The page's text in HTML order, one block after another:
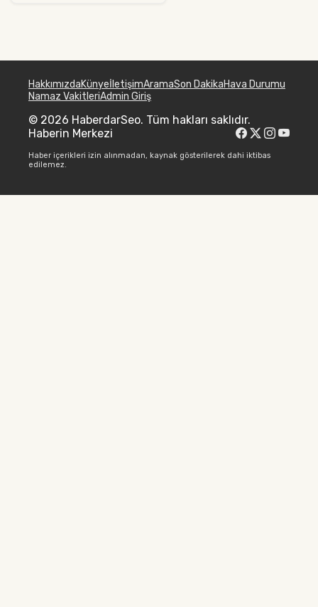
HakkımızdaKünyeİletişimAramaSon DakikaHava Durumu
Namaz VakitleriAdmin Giriş
© 2026 HaberdarSeo. Tüm hakları saklıdır.
Haberin Merkezi
Haber içerikleri izin alınmadan, kaynak gösterilerek dahi iktibas
edilemez.